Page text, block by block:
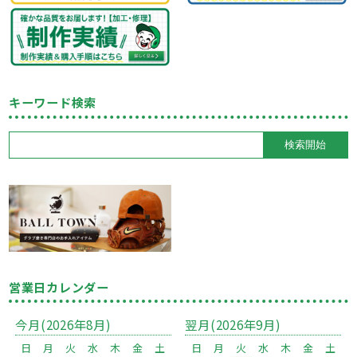
キーワード検索
営業日カレンダー
今月(2026年8月)
日 月 火 水 木 金
土
翌月(2026年9月)
日 月 火 水 木 金
土